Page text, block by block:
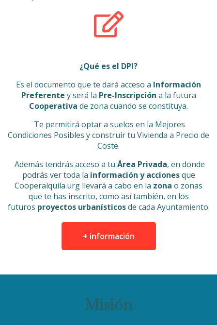
¿Qué es el DPI?
Es el documento que te dará acceso a Información
Preferente y será la Pre-Inscripción a la futura
Cooperativa de zona cuando se constituya.
Te permitirá optar a suelos en la Mejores
Condiciones Posibles y construir tu Vivienda a Precio de
Coste.
Además tendrás acceso a tu Área Privada, en donde
podrás ver toda la información y accionesque
Cooperalquila.urg llevará a cabo en la zona o zonas
que te has inscrito, como así también, en los
futuros proyectos urbanísticosde cada Ayuntamiento.
+ información
Misión